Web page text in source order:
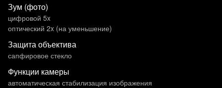
Зум (фото)
цифровой 5x
оптический 2x (на уменьшение)
Защита объектива
сапфировое стекло
Функции камеры
автоматическая стабилизация изображения